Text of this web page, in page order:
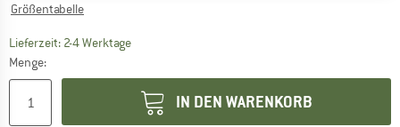
Größentabelle
Lieferzeit: 2-4 WerktageDer Link öffnet sich in einer Infobox und
Menge:
IN DEN WARENKORB